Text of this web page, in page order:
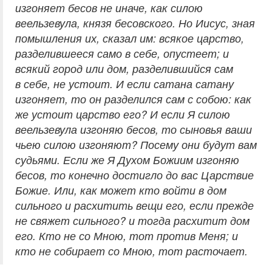
изгоняет бесов не иначе, как силою
веельзевула, князя бесовского. Но Иисус, зная
помышления их, сказал им: всякое царство,
разделившееся само в себе, опустеет; и
всякий город или дом, разделившийся сам
в себе, не устоит. И если сатана сатану
изгоняет, то он разделился сам с собою: как
же устоит царство его? И если Я силою
веельзевула изгоняю бесов, то сыновья ваши
чьею силою изгоняют? Посему они будут вам
судьями. Если же Я Духом Божиим изгоняю
бесов, то конечно достигло до вас Царствие
Божие. Или, как может кто войти в дом
сильного и расхитить вещи его, если прежде
не свяжет сильного? и тогда расхитит дом
его. Кто не со Мною, тот против Меня; и
кто не собирает со Мною, тот расточает.